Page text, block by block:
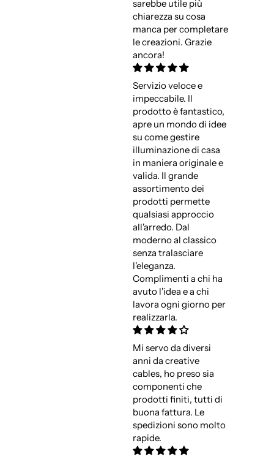
sarebbe utile più
chiarezza su cosa
manca per completare
le creazioni. Grazie
ancora!
Servizio veloce e
impeccabile. Il
prodotto è fantastico,
apre un mondo di idee
su come gestire
illuminazione di casa
in maniera originale e
valida. Il grande
assortimento dei
prodotti permette
qualsiasi approccio
all'arredo. Dal
moderno al classico
senza tralasciare
l'eleganza.
Complimenti a chi ha
avuto l'idea e a chi
lavora ogni giorno per
realizzarla.
Mi servo da diversi
anni da creative
cables, ho preso sia
componenti che
prodotti finiti, tutti di
buona fattura. Le
spedizioni sono molto
rapide.